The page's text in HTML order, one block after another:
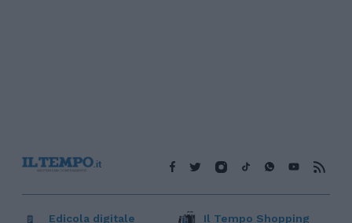
Edicola digitale Il Tempo Shopping